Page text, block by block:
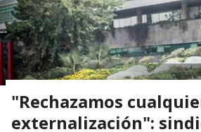
"Rechazamos
externalización":